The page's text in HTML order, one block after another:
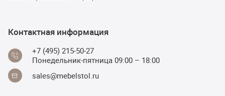
Контактная информация
+7 (495) 215-50-27
Понедельник-пятница 09:00 – 18:00
sales@mebelstol.ru